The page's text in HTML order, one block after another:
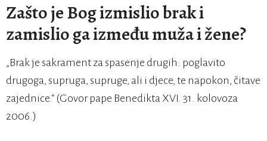
Zašto je Bog izmislio brak i
zamislio ga između muža i žene?
„Brak je sakrament za spasenje drugih: poglavito
drugoga, supruga, supruge, ali i djece, te napokon, čitave
zajednice.“ (Govor pape Benedikta XVI. 31. kolovoza
2006.)